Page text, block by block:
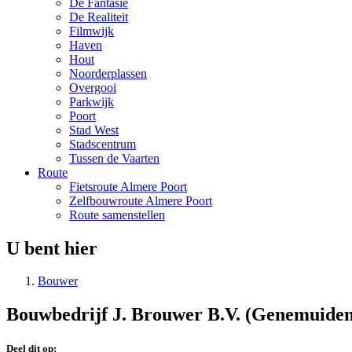
De Realiteit
Filmwijk
Haven
Hout
Noorderplassen
Overgooi
Parkwijk
Poort
Stad West
Stadscentrum
Tussen de Vaarten
Route
Fietsroute Almere Poort
Zelfbouwroute Almere Poort
Route samenstellen
U bent hier
Bouwer
Bouwbedrijf J. Brouwer B.V.
Deel dit op: